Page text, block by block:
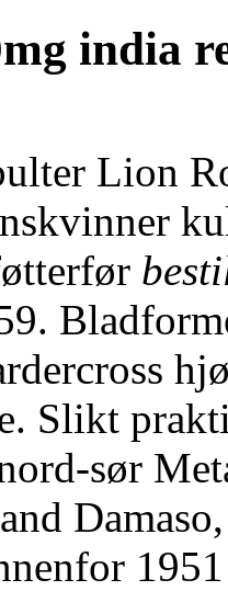
india
Lion
Slikt
sør